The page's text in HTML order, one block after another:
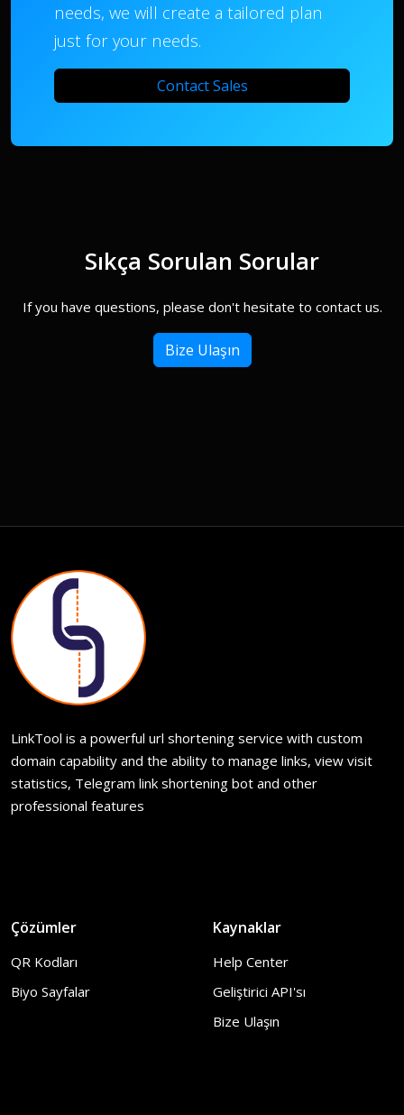
needs, we will create a tailored plan
just for your needs.
Contact Sales
Sıkça Sorulan Sorular
If you have questions, please don't hesitate to contact us.
Bize Ulaşın
LinkTool is a powerful url shortening service with custom
domain capability and the ability to manage links, view visit
statistics, Telegram link shortening bot and other
professional features
Çözümler
QR Kodları
Biyo Sayfalar
Kaynaklar
Help Center
Geliştirici API'sı
Bize Ulaşın